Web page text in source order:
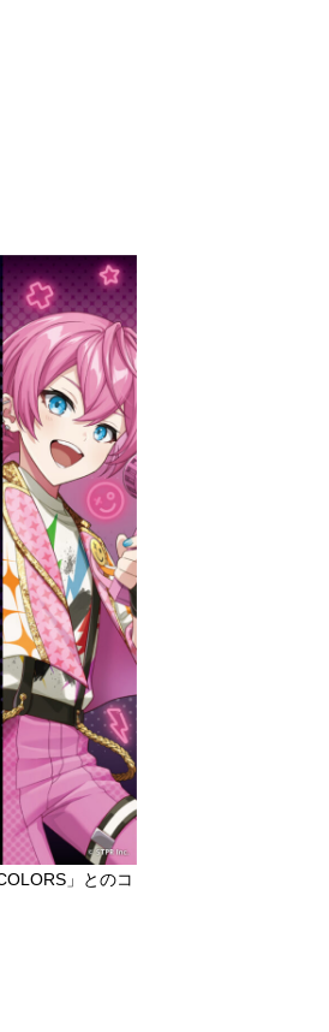
」とのコ